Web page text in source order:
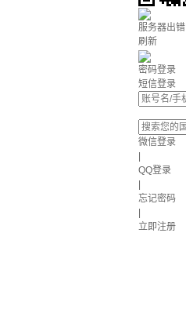
服务器出错
刷新
密码登录
短信登录
微信登录
QQ登录
忘记密码
立即注册